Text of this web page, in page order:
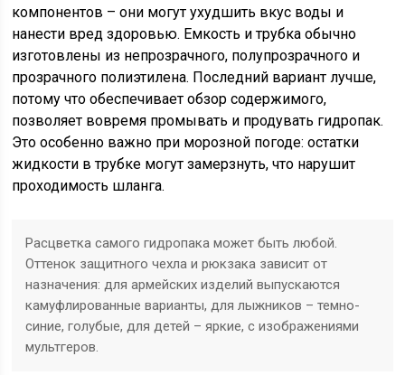
компонентов – они могут ухудшить вкус воды и
нанести вред здоровью. Емкость и трубка обычно
изготовлены из непрозрачного, полупрозрачного и
прозрачного полиэтилена. Последний вариант лучше,
потому что обеспечивает обзор содержимого,
позволяет вовремя промывать и продувать гидропак.
Это особенно важно при морозной погоде: остатки
жидкости в трубке могут замерзнуть, что нарушит
проходимость шланга.
Расцветка самого гидропака может быть любой.
Оттенок защитного чехла и рюкзака зависит от
назначения: для армейских изделий выпускаются
камуфлированные варианты, для лыжников – темно-
синие, голубые, для детей – яркие, с изображениями
мультгеров.